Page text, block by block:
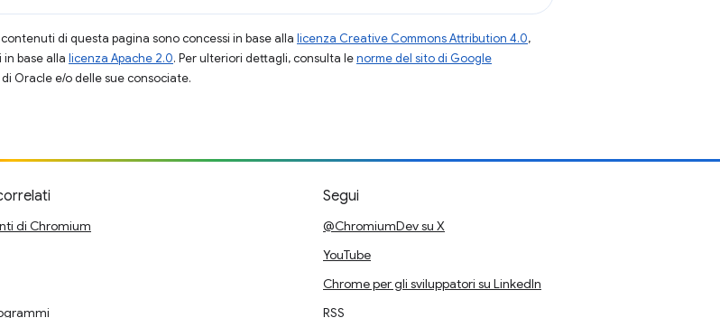
di questa pagina sono concessi in base alla licenza Creative Commons Attribution 4.0,
base alla licenza Apache 2.0. Per ulteriori dettagli, consulta lenorme del sito di Google
Oracle e/o delle sue consociate.
di Chromium
Segui
@ChromiumDev su X
YouTube
Chrome per gli sviluppatori su LinkedIn
RSS